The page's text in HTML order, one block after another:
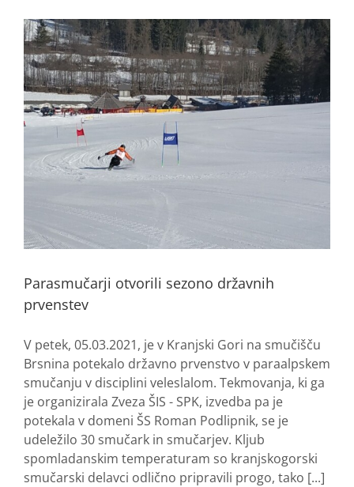
Parasmučarji otvorili sezono državnih
prvenstev
V petek, 05.03.2021, je v Kranjski Gori na smučišču
Brsnina potekalo državno prvenstvo v paraalpskem
smučanju v disciplini veleslalom. Tekmovanja, ki ga
je organizirala Zveza ŠIS - SPK, izvedba pa je
potekala v domeni ŠS Roman Podlipnik, se je
udeležilo 30 smučark in smučarjev. Kljub
spomladanskim temperaturam so kranjskogorski
smučarski delavci odlično pripravili progo, tako [...]